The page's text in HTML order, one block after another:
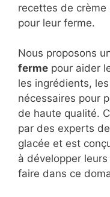
recettes de crème
pour leur ferme.
Nous proposons
ferme pour aider
les ingrédients,
nécessaires pour
de haute qualité.
par des experts
glacée et est
à développer
faire dans ce